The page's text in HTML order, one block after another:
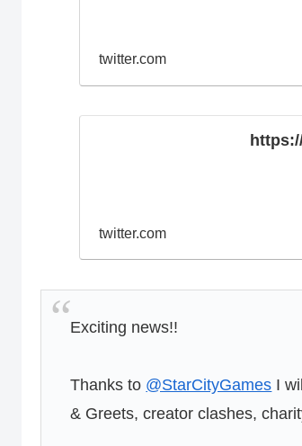
twitter.com
twitter.com
Exciting news!!
Thanks to @StarCityGames I
& Greets, creator clashes,